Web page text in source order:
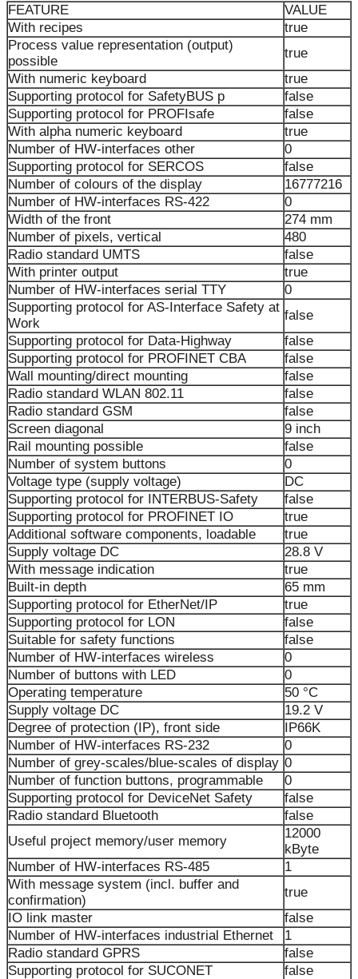
FEATURE
VALUE
With recipes
true
Process value representation (output)
possible
true
With numeric keyboard
true
Supporting protocol for SafetyBUS p
false
Supporting protocol for PROFIsafe
false
With alpha numeric keyboard
true
Number of HW-interfaces other
0
Supporting protocol for SERCOS
false
Number of colours of the display
16777216
Number of HW-interfaces RS-422
0
Width of the front
274 mm
Number of pixels, vertical
480
Radio standard UMTS
false
With printer output
true
Number of HW-interfaces serial TTY
0
Supporting protocol for AS-Interface Safety at
Work
false
Supporting protocol for Data-Highway
false
Supporting protocol for PROFINET CBA
false
Wall mounting/direct mounting
false
Radio standard WLAN 802.11
false
Radio standard GSM
false
Screen diagonal
9 inch
Rail mounting possible
false
Number of system buttons
0
Voltage type (supply voltage)
DC
Supporting protocol for INTERBUS-Safety
false
Supporting protocol for PROFINET IO
true
Additional software components, loadable
true
Supply voltage DC
28.8 V
With message indication
true
Built-in depth
65 mm
Supporting protocol for EtherNet/IP
true
Supporting protocol for LON
false
Suitable for safety functions
false
Number of HW-interfaces wireless
0
Number of buttons with LED
0
Operating temperature
50 °C
Supply voltage DC
19.2 V
Degree of protection (IP), front side
IP66K
Number of HW-interfaces RS-232
0
Number of grey-scales/blue-scales of display 0
Number of function buttons, programmable
0
Supporting protocol for DeviceNet Safety
false
Radio standard Bluetooth
false
Useful project memory/user memory
12000
kByte
Number of HW-interfaces RS-485
1
With message system (incl. buffer and
confirmation)
true
IO link master
false
Number of HW-interfaces industrial Ethernet
1
Radio standard GPRS
false
Supporting protocol for SUCONET
false